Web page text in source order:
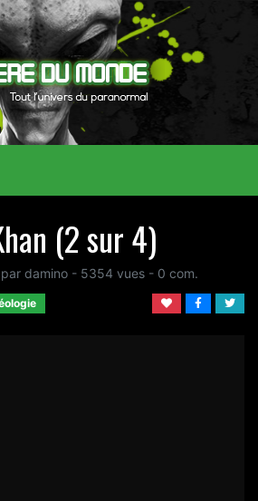
(2 sur 4)
damino - 5354 vues - 0 com.